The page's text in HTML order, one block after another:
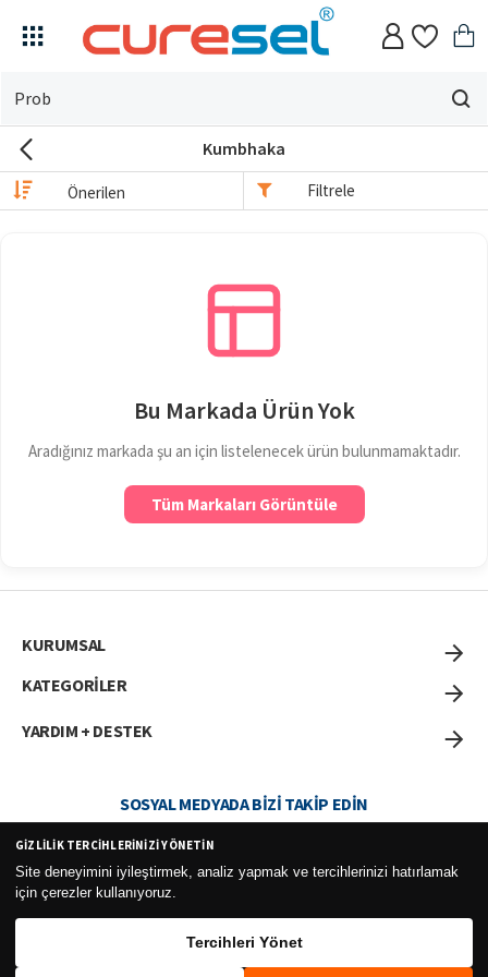
Evin
için
arıyorsun?
Kumbhaka
Filtrele
Bu Markada Ürün Yok
Aradığınız markada şu an için listelenecek ürün bulunmamaktadır.
Tüm Markaları Görüntüle
KURUMSAL
KATEGORİLER
YARDIM + DESTEK
SOSYAL MEDYADA BIZI TAKIP EDIN
GIZLILIK TERCIHLERINIZI YÖNETIN
Site deneyimini iyileştirmek, analiz yapmak ve tercihlerinizi hatırlamak
için çerezler kullanıyoruz.
Tercihleri Yönet